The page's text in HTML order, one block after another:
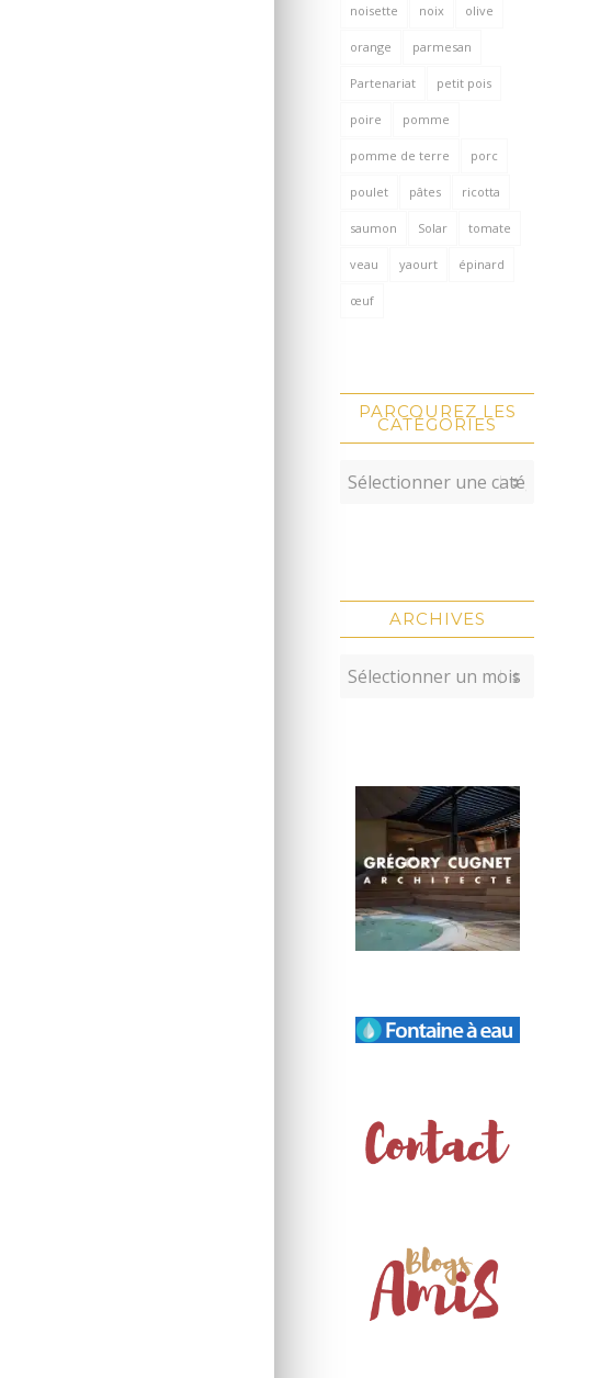
noisette noix olive
orange parmesan
Partenariat petit pois
poire pomme
pomme de terre porc
poulet pâtes ricotta
saumon Solar tomate
veau yaourt épinard
œuf
PARCOUREZ LES
CATÉGORIES
ARCHIVES